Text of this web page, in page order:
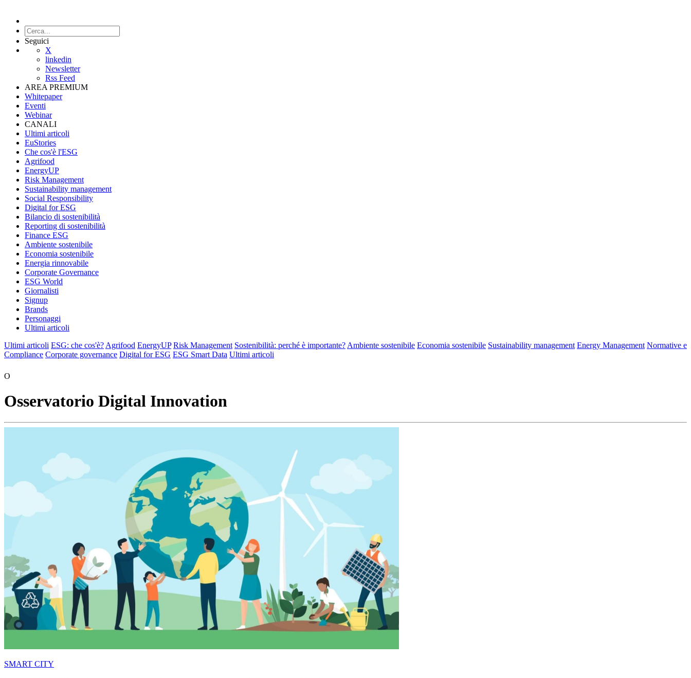
Seguici
X
linkedin
Newsletter
Rss Feed
AREA PREMIUM
Whitepaper
Eventi
Webinar
CANALI
Ultimi articoli
EuStories
Che cos'è l'ESG
Agrifood
EnergyUP
Risk Management
Sustainability management
Social Responsibility
Digital for ESG
Bilancio di sostenibilità
Reporting di sostenibilità
Finance ESG
Ambiente sostenibile
Economia sostenibile
Energia rinnovabile
Corporate Governance
ESG World
Giornalisti
Signup
Brands
Personaggi
Ultimi articoli
Ultimi articoli ESG: che cos'è? Agrifood EnergyUP Risk Management Sostenibilità: perché è importante? Ambiente sostenibile Economia sostenibile Sustainability management Energy Management Normative e
Compliance Corporate governance Digital for ESG ESG Smart Data Ultimi articoli
O
Osservatorio Digital Innovation
SMART CITY